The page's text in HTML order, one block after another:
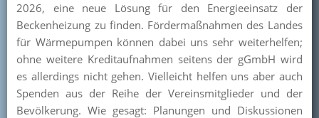
2026, eine neue Lösung für den Energieeinsatz der
Beckenheizung zu finden. Fördermaßnahmen des Landes
für Wärmepumpen können dabei uns sehr weiterhelfen;
ohne weitere Kreditaufnahmen seitens der gGmbH wird
es allerdings nicht gehen. Vielleicht helfen uns aber auch
Spenden aus der Reihe der Vereinsmitglieder und der
Bevölkerung. Wie gesagt: Planungen und Diskussionen